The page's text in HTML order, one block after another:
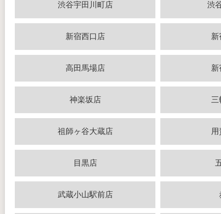
渋谷宇田川町店 渋
新宿西口店 新
高田馬場店 新
神楽坂店 三
祖師ヶ谷大蔵店
目黒店
武蔵小山駅前店